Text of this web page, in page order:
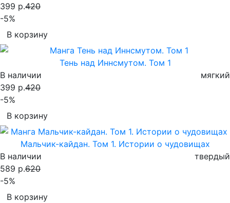
399 р.420
-5%
В корзину
Тень над Иннсмутом. Том 1
В наличии
мягкий
399 р.420
-5%
В корзину
Мальчик-кайдан. Том 1. Истории о чудовищах
В наличии
твердый
589 р.620
-5%
В корзину